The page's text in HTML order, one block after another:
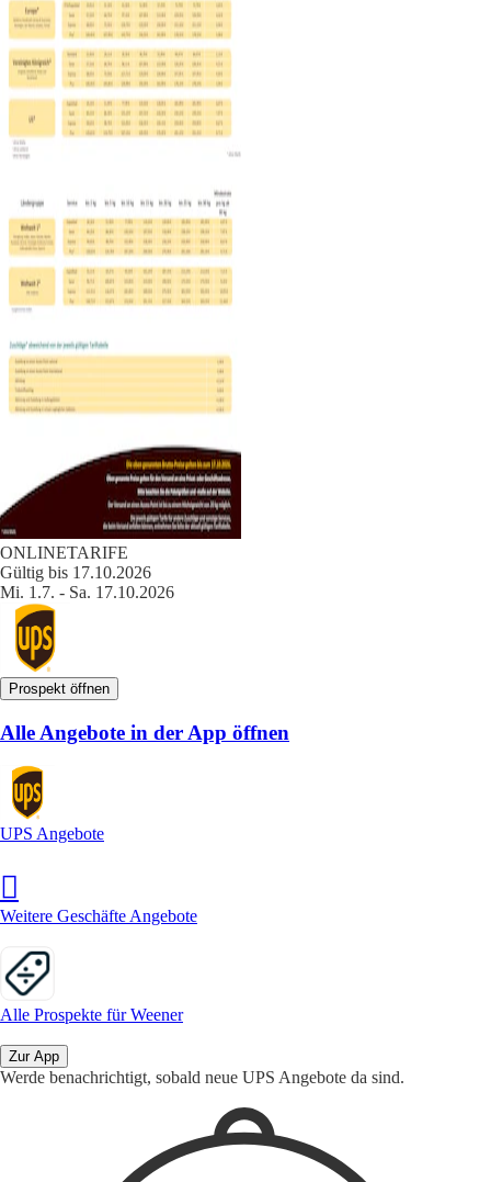
ONLINETARIFE
Gültig bis 17.10.2026
Mi. 1.7. - Sa. 17.10.2026
Prospekt öffnen
Alle Angebote in der App öffnen
UPS Angebote
Weitere Geschäfte Angebote
Alle Prospekte für Weener
Zur App
Werde benachrichtigt, sobald neue UPS Angebote da sind.